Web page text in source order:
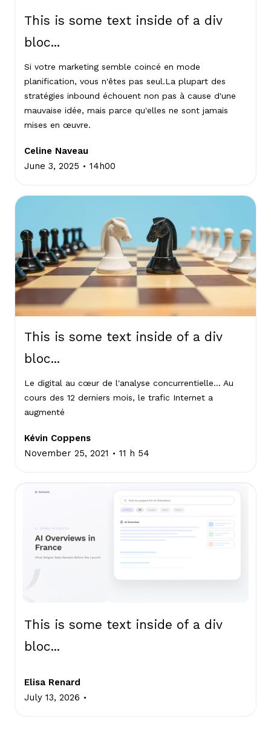
This is some text inside of a div
bloc...
Si votre marketing semble coincé en mode
planification, vous n'êtes pas seul.La plupart des
stratégies inbound échouent non pas à cause d'une
mauvaise idée, mais parce qu'elles ne sont jamais
mises en œuvre.
Celine Naveau
June 3, 2025 . 14h00
This is some text inside of a div
bloc...
Le digital au cœur de l'analyse concurrentielle... Au
cours des 12 derniers mois, le trafic Internet a
augmenté
Kévin Coppens
November 25, 2021 . 11 h 54
This is some text inside of a div
bloc...
Elisa Renard
July 13, 2026 .